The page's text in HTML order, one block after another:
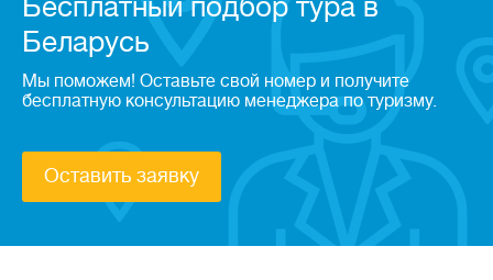
Бесплатный подбор тура в
Беларусь
Мы поможем! Оставьте свой номер и получите
бесплатную консультацию менеджера по туризму.
Оставить заявку